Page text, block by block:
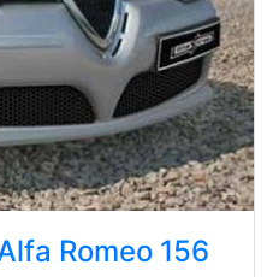
Romeo 156